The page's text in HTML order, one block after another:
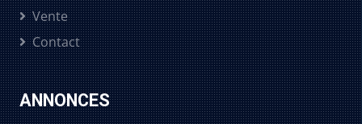
Vente
Contact
ANNONCES